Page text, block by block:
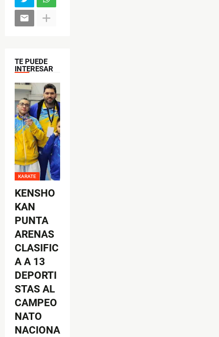
o
TE PUEDE
INTERESAR
KARATE
KENSHO
KAN
PUNTA
ARENAS
CLASIFIC
A A 13
DEPORTI
STAS AL
CAMPEO
NATO
NACIONA